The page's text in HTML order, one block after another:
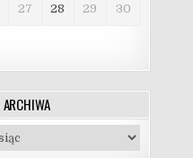
27 28 29 30
ARCHIWA